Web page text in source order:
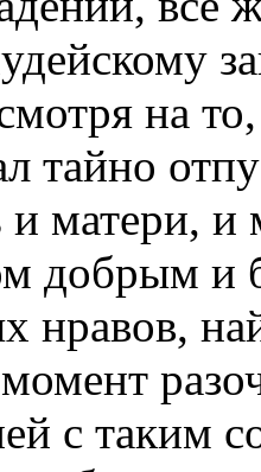
на
тайно
и матери,
добрым и
нравов,
с таким